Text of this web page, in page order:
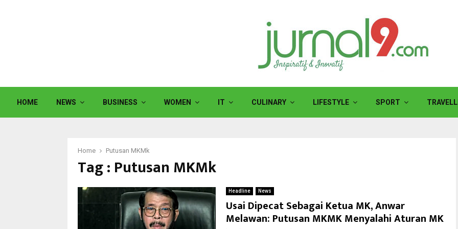
HOME NEWS BUSINESS WOMEN IT CULINARY LIFESTYLE SPORT
Home Putusan MKMk
Tag : Putusan MKMk
Headline News
Usai Dipecat Sebagai Ketua MK, Anwar
Melawan: Putusan MKMK Menyalahi Aturan MK